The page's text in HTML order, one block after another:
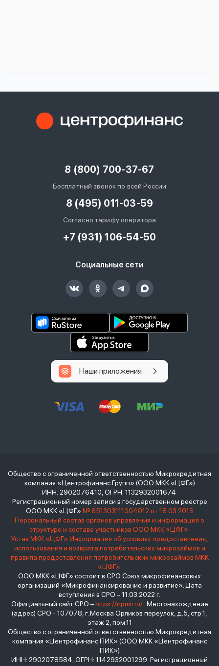
8 (800) 700-37-67
Бесплатный звонок по всей России
8 (495) 011-03-59
Согласно тарифу оператора
+7 (931) 106-54-50
Социальные сети
Наши приложения
Общество с ограниченной ответственностью Микрокредитная
компания «Центрофинанс Групп» (ООО МКК «ЦФГ»)
ИНН: 2902076410, ОГРН: 1132932001674
Регистрационный номер записи в государственном реестре
ООО МКК «ЦФГ» № 651303111004012 от 18.03.2013
Персональный состав органов управления и информация о
структуре и составе участников ООО МКК «ЦФГ»
Устав МКК «ЦФГ» Информация об условиях предоставления,
использования и возврата потребительских микрозаймов и
правила предоставления потребительских микрозаймов МКК
«ЦФГ»
ООО МКК «ЦФГ» состоит в СРО Союз микрофинансовых
организаций «Микрофинансирование и развитие». Дата
вступления в СРО – 11.03.2022 г.
Официальный сайт СРО –https://npmir.ru/. Местонахождение
(адрес) СРО - 107078, г. Москва Орликов переулок, д.5, стр.1,
этаж 2, пом.11
Общество с ограниченной ответственностью Микрокредитная
компания «Центрофинанс ПИК» (ООО МКК «Центрофинанс
ПИК»)
ИНН: 2902078584, ОГРН: 1142932001299 Регистрационный